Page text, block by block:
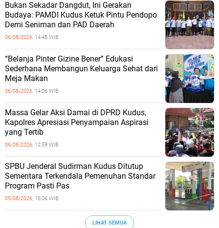
Bukan Sekadar Dangdut, Ini Gerakan
Budaya: PAMDI Kudus Ketuk Pintu Pendopo
Demi Seniman dan PAD Daerah
06/08/2026, 14:48 WIB
“Belanja Pinter Gizine Bener” Edukasi
Sederhana Membangun Keluarga Sehat dari
Meja Makan
06/08/2026, 14:06 WIB
Massa Gelar Aksi Damai di DPRD Kudus,
Kapolres Apresiasi Penyampaian Aspirasi
yang Tertib
06/08/2026, 12:59 WIB
SPBU Jenderal Sudirman Kudus Ditutup
Sementara Terkendala Pemenuhan Standar
Program Pasti Pas
05/08/2026, 15:06 WIB
LIHAT SEMUA